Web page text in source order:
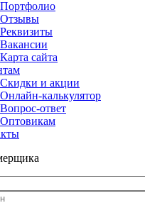
Портфолио
Отзывы
Реквизиты
Вакансии
Карта сайта
Скидки и акции
Онлайн-калькулятор
Вопрос-ответ
Оптовикам